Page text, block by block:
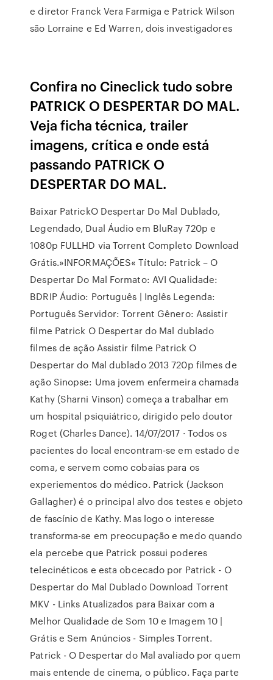
e diretor Franck Vera Farmiga e Patrick Wilson
são Lorraine e Ed Warren, dois investigadores
Confira no Cineclick tudo sobre
PATRICK O DESPERTAR DO MAL.
Veja ficha técnica, trailer
imagens, crítica e onde está
passando PATRICK O
DESPERTAR DO MAL.
Baixar PatrickO Despertar Do Mal Dublado,
Legendado, Dual Áudio em BluRay 720p e
1080p FULLHD via Torrent Completo Download
Grátis.»INFORMAÇÕES« Título: Patrick – O
Despertar Do Mal Formato: AVI Qualidade:
BDRIP Áudio: Português | Inglês Legenda:
Português Servidor: Torrent Gênero: Assistir
filme Patrick O Despertar do Mal dublado
filmes de ação Assistir filme Patrick O
Despertar do Mal dublado 2013 720p filmes de
ação Sinopse: Uma jovem enfermeira chamada
Kathy (Sharni Vinson) começa a trabalhar em
um hospital psiquiátrico, dirigido pelo doutor
Roget (Charles Dance). 14/07/2017 · Todos os
pacientes do local encontram-se em estado de
coma, e servem como cobaias para os
experiementos do médico. Patrick (Jackson
Gallagher) é o principal alvo dos testes e objeto
de fascínio de Kathy. Mas logo o interesse
transforma-se em preocupação e medo quando
ela percebe que Patrick possui poderes
telecinéticos e esta obcecado por Patrick - O
Despertar do Mal Dublado Download Torrent
MKV - Links Atualizados para Baixar com a
Melhor Qualidade de Som 10 e Imagem 10 |
Grátis e Sem Anúncios - Simples Torrent.
Patrick - O Despertar do Mal avaliado por quem
mais entende de cinema, o público. Faça parte